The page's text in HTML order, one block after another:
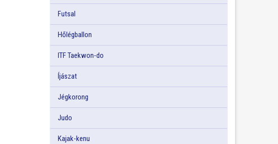
Futsal
Hőlégballon
ITF Taekwon-do
Íjászat
Jégkorong
Judo
Kajak-kenu